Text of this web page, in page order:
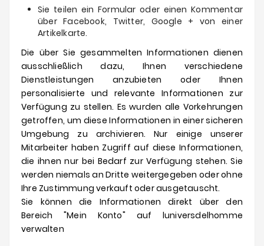
Sie teilen ein Formular oder einen Kommentar
über Facebook, Twitter, Google + von einer
Artikelkarte.
Die über Sie gesammelten Informationen dienen
ausschließlich dazu, Ihnen verschiedene
Dienstleistungen anzubieten oder Ihnen
personalisierte und relevante Informationen zur
Verfügung zu stellen. Es wurden alle Vorkehrungen
getroffen, um diese Informationen in einer sicheren
Umgebung zu archivieren.
Nur einige unserer
Mitarbeiter haben Zugriff auf diese Informationen,
die ihnen nur bei Bedarf zur Verfügung stehen. Sie
werden niemals an Dritte weitergegeben oder ohne
Ihre Zustimmung verkauft oder ausgetauscht.
Sie können die Informationen direkt über den
Bereich "Mein Konto" auf luniversdelhomme
verwalten